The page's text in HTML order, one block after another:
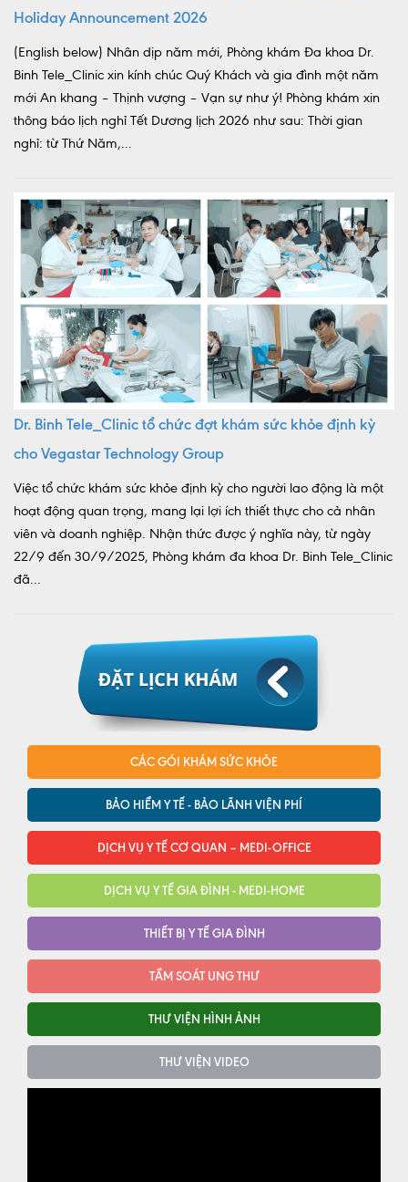
Holiday Announcement 2026
(English below) Nhân dịp năm mới, Phòng khám Đa khoa Dr.
Binh Tele_Clinic xin kính chúc Quý Khách và gia đình một năm
mới An khang – Thịnh vượng – Vạn sự như ý! Phòng khám xin
thông báo lịch nghỉ Tết Dương lịch 2026 như sau: Thời gian
nghỉ: từ Thứ Năm,...
Dr. Binh Tele_Clinic tổ chức đợt khám sức khỏe định kỳ
cho Vegastar Technology Group
Việc tổ chức khám sức khỏe định kỳ cho người lao động là một
hoạt động quan trọng, mang lại lợi ích thiết thực cho cả nhân
viên và doanh nghiệp. Nhận thức được ý nghĩa này, từ ngày
22/9 đến 30/9/2025, Phòng khám đa khoa Dr. Binh Tele_Clinic
đã...
CÁC GÓI KHÁM SỨC KHỎE
BẢO HIỂM Y TẾ - BẢO LÃNH VIỆN PHÍ
DỊCH VỤ Y TẾ CƠ QUAN – MEDI-OFFICE
DỊCH VỤ Y TẾ GIA ĐÌNH - MEDI-HOME
THIẾT BỊ Y TẾ GIA ĐÌNH
TẦM SOÁT UNG THƯ
THƯ VIỆN HÌNH ẢNH
THƯ VIỆN VIDEO